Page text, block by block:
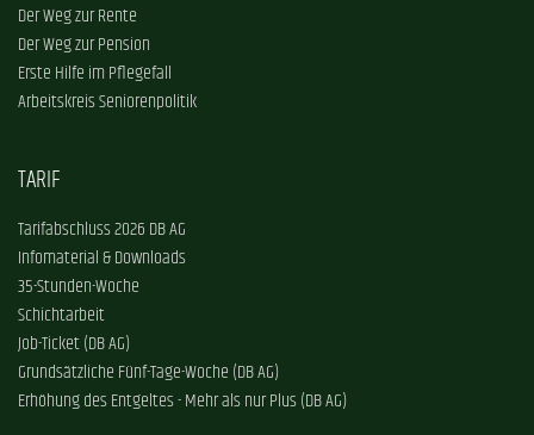
Der Weg zur Rente
Der Weg zur Pension
Erste Hilfe im Pflegefall
Arbeitskreis Seniorenpolitik
TARIF
Tarifabschluss 2026 DB AG
Infomaterial & Downloads
35-Stunden-Woche
Schichtarbeit
Job-Ticket (DB AG)
Grundsätzliche Fünf-Tage-Woche (DB AG)
Erhöhung des Entgeltes - Mehr als nur Plus (DB AG)